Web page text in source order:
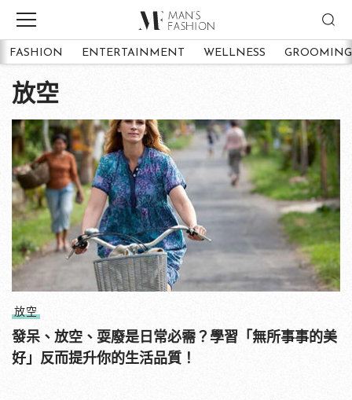
FASHION ENTERTAINMENT WELLNESS GROOMING
放空
放空
發呆、放空、耍廢是日常必需？學習「無所事事的美
好」反而提升你的生活品質！